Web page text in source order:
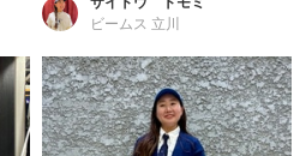
ビームス 立川